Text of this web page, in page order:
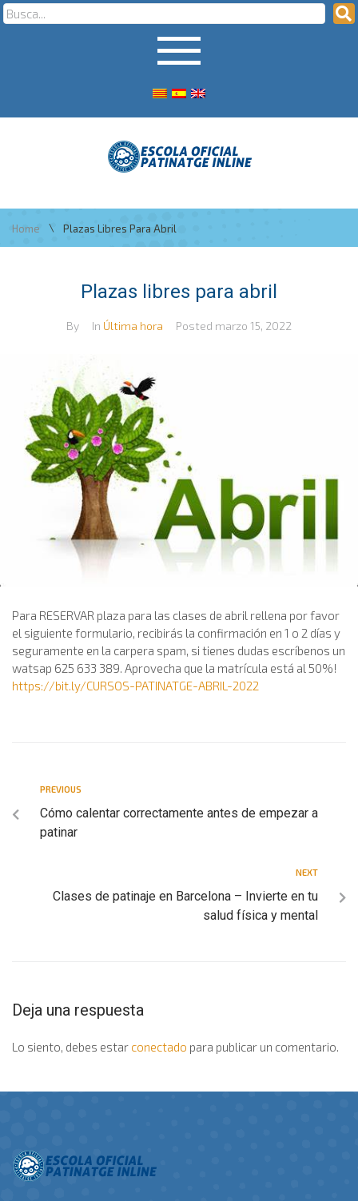
Home \ Plazas Libres Para Abril
Plazas libres para abril
By In Última hora Posted marzo 15, 2022
Para RESERVAR plaza para las clases de abril rellena por favor
el siguiente formulario, recibirás la confirmación en 1 o 2 días y
seguramente en la carpera spam, si tienes dudas escríbenos un
watsap 625 633 389. Aprovecha que la matrícula está al 50%!
https://bit.ly/CURSOS-PATINATGE-ABRIL-2022
PREVIOUS
Cómo calentar correctamente antes de empezar a
patinar
NEXT
Clases de patinaje en Barcelona – Invierte en tu
salud física y mental
Deja una respuesta
Lo siento, debes estar conectado para publicar un comentario.